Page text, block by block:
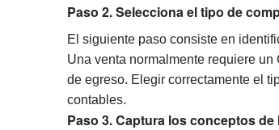
Paso 2. Selecciona el tipo de
El siguiente paso consiste en
Una venta normalmente requiere
de egreso. Elegir correctamente el
contables.
Paso 3. Captura los conceptos de